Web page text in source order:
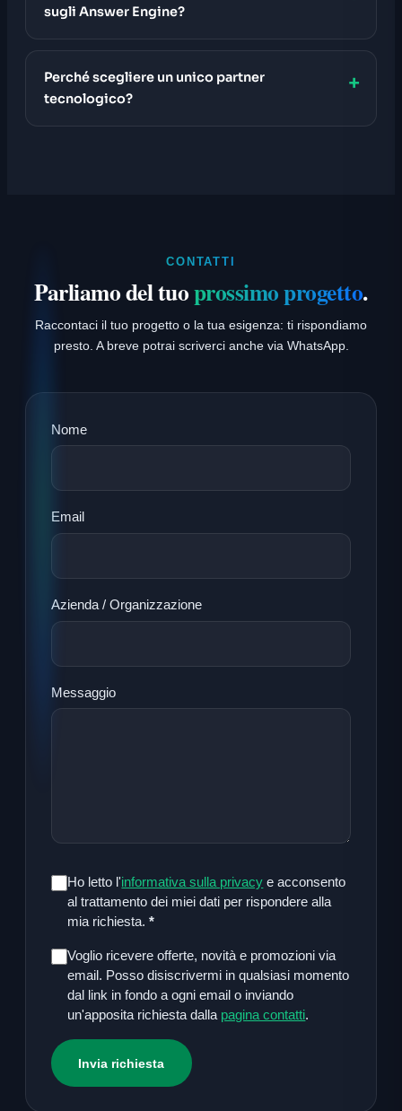
sugli Answer Engine?
Perché scegliere un unico partner
tecnologico?
CONTATTI
Parliamo del tuoprossimo progetto.
Raccontaci il tuo progetto o la tua esigenza: ti rispondiamo
presto. A breve potrai scriverci anche via WhatsApp.
Nome
Email
Azienda / Organizzazione
Messaggio
Ho letto l'informativa sulla privacy e acconsento
al trattamento dei miei dati per rispondere alla
mia richiesta.*
Voglio ricevere offerte, novità e promozioni via
email. Posso disiscrivermi in qualsiasi momento
dal link in fondo a ogni email o inviando
un'apposita richiesta dalla pagina contatti.
Invia richiesta